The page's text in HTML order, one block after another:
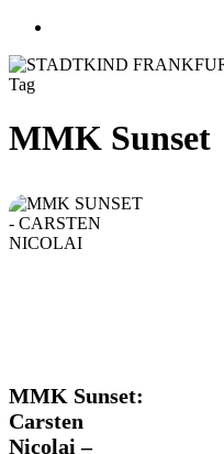
Tag
MMK Sunset
MMK
Sunset:
Carsten
MMK Sunset:
Carsten
Nicolai –